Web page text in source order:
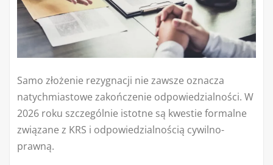
Samo złożenie rezygnacji nie zawsze oznacza
natychmiastowe zakończenie odpowiedzialności. W
2026 roku szczególnie istotne są kwestie formalne
związane z KRS i odpowiedzialnością cywilno-
prawną.